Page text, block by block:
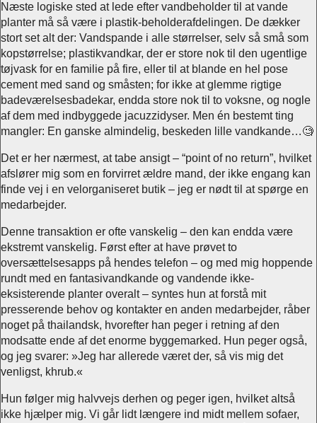
Næste logiske sted at lede efter vandbeholder til at vande
planter må så være i plastik-beholderafdelingen. De dækker
stort set alt der: Vandspande i alle størrelser, selv så små som
kopstørrelse; plastikvandkar, der er store nok til den ugentlige
tøjvask for en familie på fire, eller til at blande en hel pose
cement med sand og småsten; for ikke at glemme rigtige
badeværelsesbadekar, endda store nok til to voksne, og nogle
af dem med indbyggede jacuzzidyser. Men én bestemt ting
mangler: En ganske almindelig, beskeden lille vandkande…🧐
Det er her nærmest, at tabe ansigt – “point of no return”, hvilket
afslører mig som en forvirret ældre mand, der ikke engang kan
finde vej i en velorganiseret butik – jeg er nødt til at spørge en
medarbejder.
Denne transaktion er ofte vanskelig – den kan endda være
ekstremt vanskelig. Først efter at have prøvet to
oversættelsesapps på hendes telefon – og med mig hoppende
rundt med en fantasivandkande og vandende ikke-
eksisterende planter overalt – syntes hun at forstå mit
presserende behov og kontakter en anden medarbejder, råber
noget på thailandsk, hvorefter han peger i retning af den
modsatte ende af det enorme byggemarked. Hun peger også,
og jeg svarer: »Jeg har allerede været der, så vis mig det
venligst, khrub.«
Hun følger mig halvvejs derhen og peger igen, hvilket altså
ikke hjælper mig. Vi går lidt længere ind midt mellem sofaer,